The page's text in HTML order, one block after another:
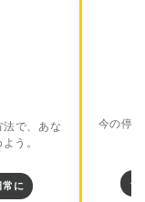
で、あな
う。
に
今の停
✓